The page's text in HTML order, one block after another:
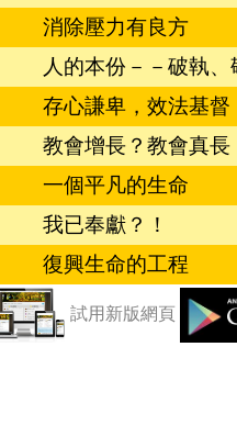
消除壓力有良方
人的本份－－破執
存心謙卑，效法基督
教會增長？教會真長
一個平凡的生命
我已奉獻？！
復興生命的工程
試用新版網頁